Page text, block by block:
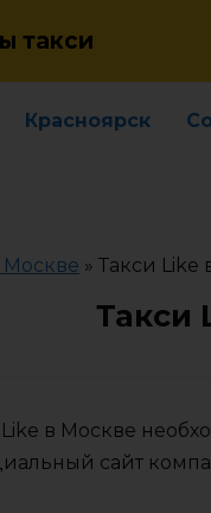
такси
Красноярск
Москве » Такси Like
Такси
Like в Москве
сайт